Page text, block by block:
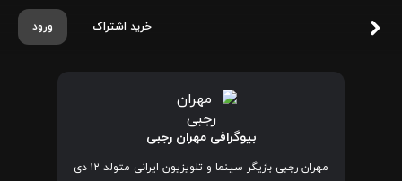
ورود خرید اشتراک
بیوگرافی مهران رجبی
مهران رجبی بازیگر سینما و تلویزیون ایرانی متولد ۱۲ دی